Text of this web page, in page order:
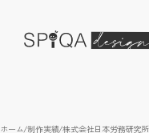
ホーム/制作実績/株式会社日本労務研究所